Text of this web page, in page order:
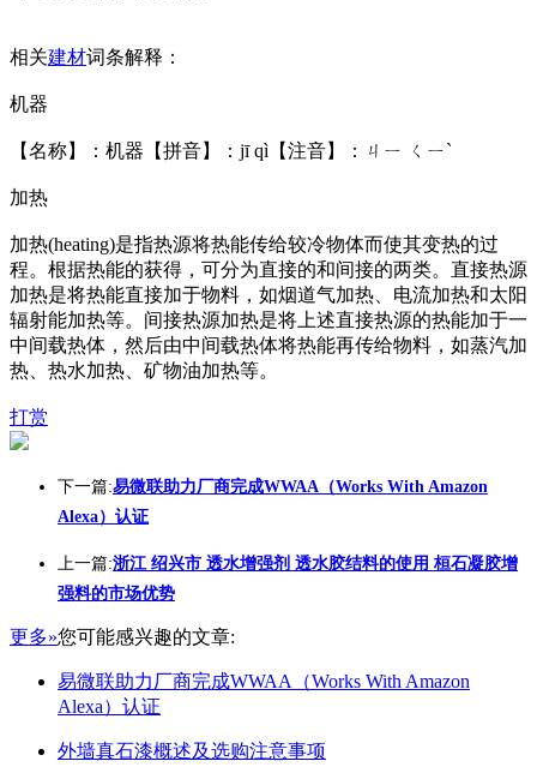
相关建材词条解释：
机器
【名称】：机器【拼音】：jī qì【注音】：ㄐㄧ ㄑㄧˋ
加热
加热(heating)是指热源将热能传给较冷物体而使其变热的过
程。根据热能的获得，可分为直接的和间接的两类。直接热源
加热是将热能直接加于物料，如烟道气加热、电流加热和太阳
辐射能加热等。间接热源加热是将上述直接热源的热能加于一
中间载热体，然后由中间载热体将热能再传给物料，如蒸汽加
热、热水加热、矿物油加热等。
打赏
下一篇:易微联助力厂商完成WWAA（Works With Amazon
Alexa）认证
上一篇:浙江 绍兴市 透水增强剂 透水胶结料的使用 桓石凝胶增
强料的市场优势
更多»您可能感兴趣的文章:
易微联助力厂商完成WWAA（Works With Amazon
Alexa）认证
外墙真石漆概述及选购注意事项